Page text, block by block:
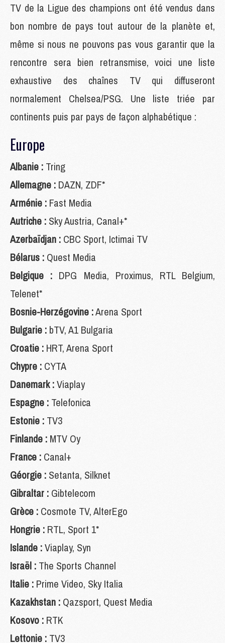
TV de la Ligue des champions ont été vendus dans
bon nombre de pays tout autour de la planète et,
même si nous ne pouvons pas vous garantir que la
rencontre sera bien retransmise, voici une liste
exhaustive des chaînes TV qui diffuseront
normalement Chelsea/PSG. Une liste triée par
continents puis par pays de façon alphabétique :
Europe
Albanie : Tring
Allemagne : DAZN, ZDF*
Arménie : Fast Media
Autriche : Sky Austria, Canal+*
Azerbaïdjan : CBC Sport, Ictimai TV
Bélarus : Quest Media
Belgique : DPG Media, Proximus, RTL Belgium,
Telenet*
Bosnie-Herzégovine :Arena Sport
Bulgarie : bTV, A1 Bulgaria
Croatie : HRT, Arena Sport
Chypre : CYTA
Danemark :Viaplay
Espagne : Telefonica
Estonie : TV3
Finlande : MTV Oy
France : Canal+
Géorgie : Setanta, Silknet
Gibraltar : Gibtelecom
Grèce : Cosmote TV, AlterEgo
Hongrie : RTL, Sport 1*
Islande :Viaplay, Syn
Israël : The Sports Channel
Italie : Prime Video, Sky Italia
Kazakhstan : Qazsport, Quest Media
Kosovo : RTK
Lettonie : TV3